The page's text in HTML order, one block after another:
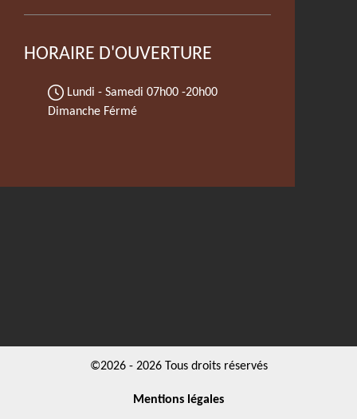
HORAIRE D'OUVERTURE
Lundi - Samedi 07h00 -20h00
Dimanche Férmé
©2026 - 2026 Tous droits réservés
Mentions légales